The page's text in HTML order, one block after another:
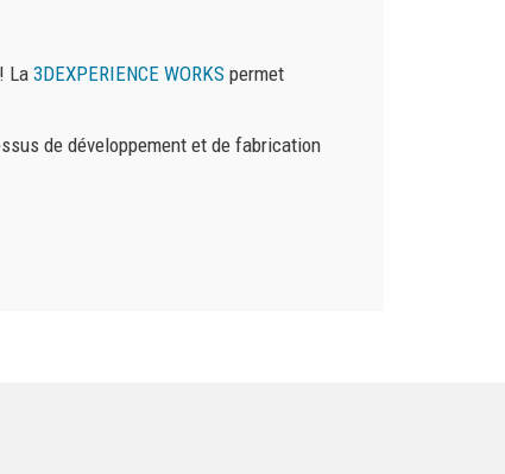
La 3DEXPERIENCE WORKS permet
de développement et de fabrication